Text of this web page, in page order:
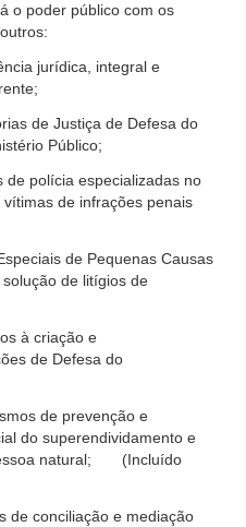
o poder público com os
jurídica, integral e
de Justiça de Defesa do
Público;
de polícia especializadas no
de infrações penais
de Pequenas Causas
de litígios de
à criação e
de Defesa do
de prevenção e
do superendividamento e
natural; (Incluído
de conciliação e mediação